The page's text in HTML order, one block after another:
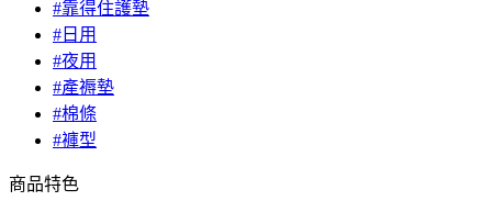
#靠得住護墊
#日用
#夜用
#產褥墊
#棉條
#褲型
商品特色